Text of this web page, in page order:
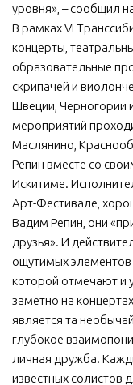
уровня», – сообщил
В рамках VI
концерты,
образовательные
скрипачей и
Швеции, Черногории
мероприятий
Маслянино,
Репин вместе со
Искитиме.
Арт-Фестивале,
Вадим Репин, они
друзья». И
ощутимых
которой отмечают и
заметно на
является та
глубокое
личная дружба.
известных солистов